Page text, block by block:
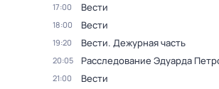
17:00 Вести
18:00 Вести
19:20 Вести. Дежурная часть
20:05 Расследование Эдуарда
21:00 Вести